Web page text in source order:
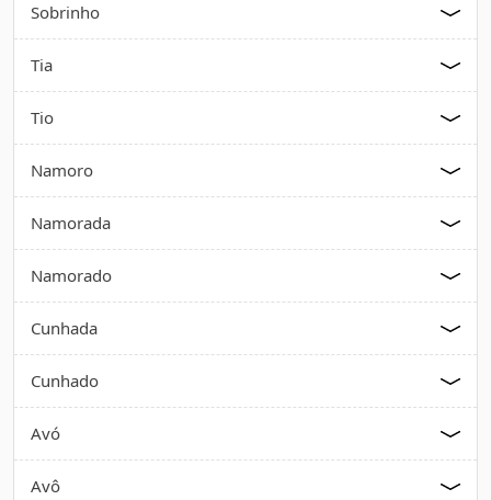
Sobrinho
Tia
Tio
Namoro
Namorada
Namorado
Cunhada
Cunhado
Avó
Avô